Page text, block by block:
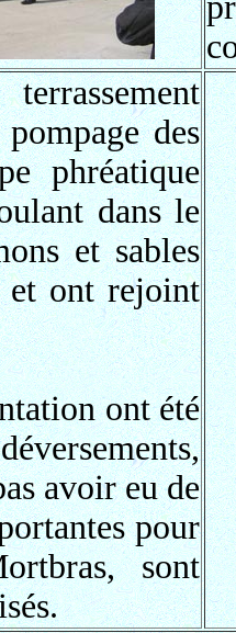
des
phréatique
dans le
et sables
et ont rejoint
ont été
avoir eu de
pour
sont